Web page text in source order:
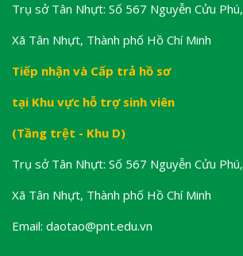
Trụ sở Tân Nhựt: Số 567 Nguyễn Cửu Phú,
Xã Tân Nhựt, Thành phố Hồ Chí Minh
Tiếp nhận và Cấp trả hồ sơ
tại Khu vực hỗ trợ sinh viên
(Tầng trệt - Khu D)
Trụ sở Tân Nhựt: Số 567 Nguyễn Cửu Phú,
Xã Tân Nhựt, Thành phố Hồ Chí Minh
Email: daotao@pnt.edu.vn